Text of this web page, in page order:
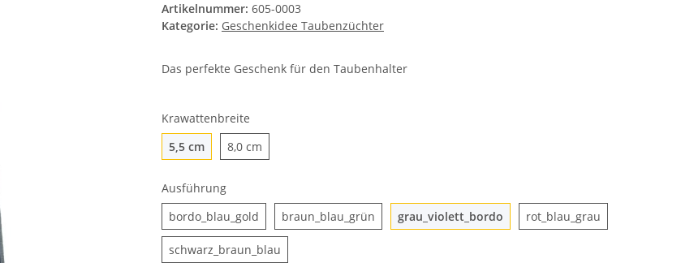
Artikelnummer: 605-0003
Kategorie: Geschenkidee Taubenzüchter
Das perfekte Geschenk für den Taubenhalter
Krawattenbreite
5,5 cm5,5 cm8,0 cm
Ausführung
bordo_blau_gold bordo_blau_gold
braun_blau_grün braun_blau_grün
grau_violett_bordo grau_violett_bordo
rot_blau_grau
schwarz_braun_blau